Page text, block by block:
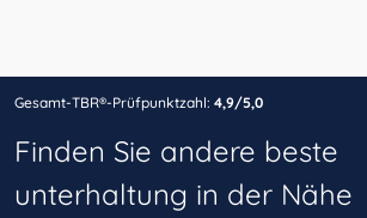
Gesamt-TBR®-Prüfpunktzahl: 4,9/5,0
Finden Sie andere beste
unterhaltung in der Nähe